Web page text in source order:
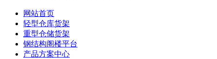
网站首页
轻型仓库货架
重型仓储货架
钢结构阁楼平台
产品方案中心